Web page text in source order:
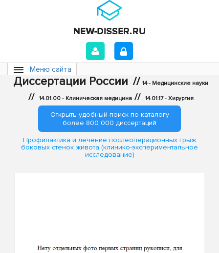
Меню сайта
Диссертации России // 14 - Медицинские науки
// 14.01.00 - Клиническая медицина // 14.01.17 - Хирургия
Открыть удобный поиск по каталогу
более 800 000 диссертаций
Профилактика и лечение послеоперационных грыж
боковых стенок живота (клинико-экспериментальное
исследование)